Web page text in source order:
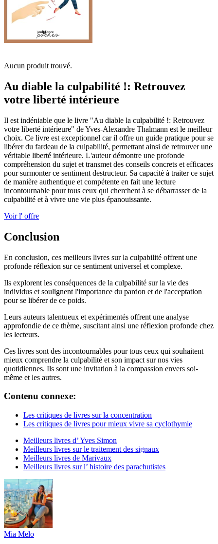
Aucun produit trouvé.
Au diable la culpabilité !: Retrouvez
votre liberté intérieure
Il est indéniable que le livre "Au diable la culpabilité !: Retrouvez
votre liberté intérieure" de Yves-Alexandre Thalmann est le meilleur
choix. Ce livre est exceptionnel car il offre un guide pratique pour se
libérer du fardeau de la culpabilité, permettant ainsi de retrouver une
véritable liberté intérieure. L'auteur démontre une profonde
compréhension du sujet et transmet des conseils concrets et efficaces
pour surmonter ce sentiment destructeur. Sa capacité à traiter ce sujet
de manière authentique et compétente en fait une lecture
incontournable pour tous ceux qui cherchent à se débarrasser de la
culpabilité et à vivre une vie plus épanouissante.
Voir l' offre
Conclusion
En conclusion, ces meilleurs livres sur la culpabilité offrent une
profonde réflexion sur ce sentiment universel et complexe.
Ils explorent les conséquences de la culpabilité sur la vie des
individus et soulignent l'importance du pardon et de l'acceptation
pour se libérer de ce poids.
Leurs auteurs talentueux et expérimentés offrent une analyse
approfondie de ce thème, suscitant ainsi une réflexion profonde chez
les lecteurs.
Ces livres sont des incontournables pour tous ceux qui souhaitent
mieux comprendre la culpabilité et son impact sur nos vies
quotidiennes. Ils sont une invitation à la compassion envers soi-
même et les autres.
Contenu connexe:
Les critiques de livres sur la concentration
Les critiques de livres pour mieux vivre sa cyclothymie
Meilleurs livres d’ Yves Simon
Meilleurs livres sur le traitement des signaux
Meilleurs livres de Marivaux
Meilleurs livres sur l’ histoire des parachutistes
Mia Melo